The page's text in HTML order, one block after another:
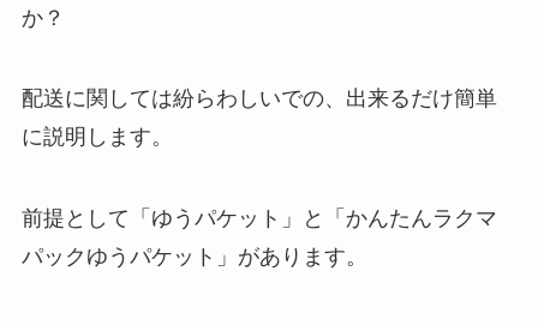
か？
配送に関しては紛らわしいでの、出来るだけ簡単
に説明します。
前提として「ゆうパケット」と「かんたんラクマ
パックゆうパケット」があります。